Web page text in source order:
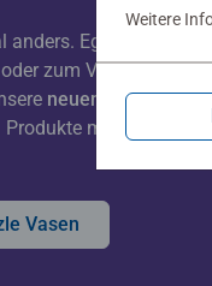
anders. Egal ob für
zum Verschenken -
neuen 3D Puzzle
mit floralen
Vasen
Weitere